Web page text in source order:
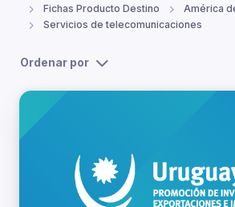
Fichas Producto Destino
América
Servicios de telecomunicaciones
Ordenar por